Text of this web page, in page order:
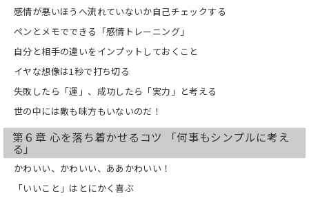
感情が悪いほうへ流れていないか自己チェックする
ペンとメモでできる「感情トレーニング」
自分と相手の違いをインプットしておくこと
イヤな想像は1秒で打ち切る
失敗したら「運」、成功したら「実力」と考える
世の中には敵も味方もいないのだ！
第６章 心を落ち着かせるコツ 「何事もシンプルに考え
る」
かわいい、かわいい、ああかわいい！
「いいこと」はとにかく喜ぶ